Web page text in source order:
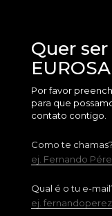
Quer
Por favor
para que
contato contigo.
Como te chamas?
ej. Fernando
Qual é o tu e-
ej.